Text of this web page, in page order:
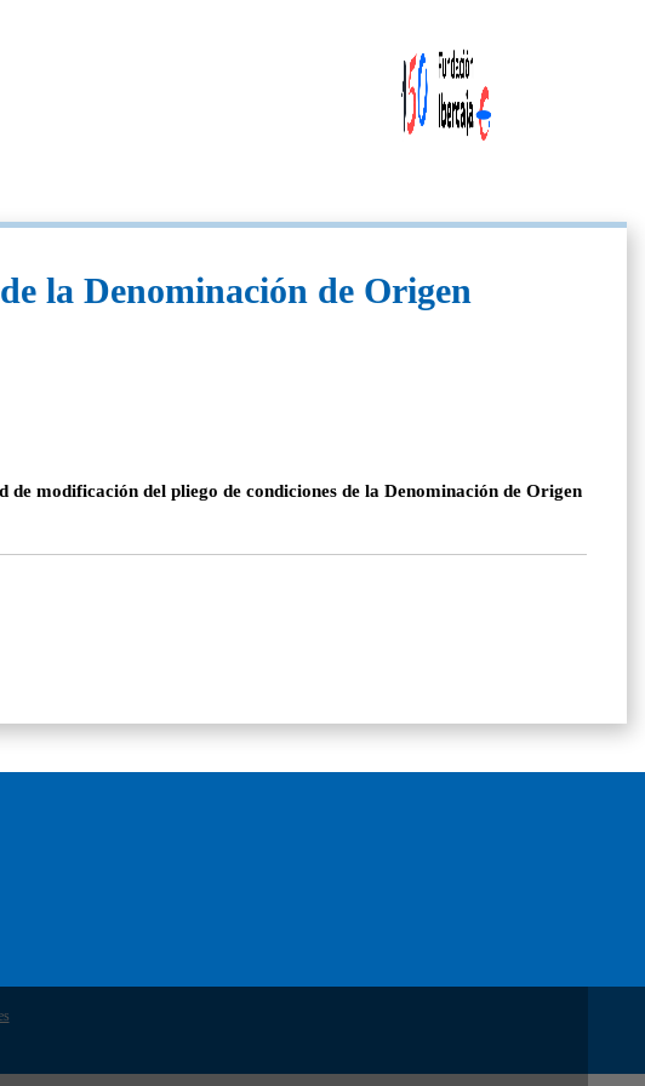
la Denominación de Origen
modificación del pliego de condiciones de la Denominación de Origen